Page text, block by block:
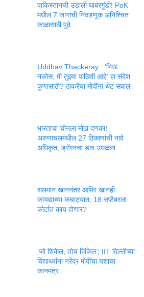
पाकिस्तानची उडाली घाबरगुंडी! PoK
मधील 7 जागांची निवडणूक अनिश्चित
काळासाठी पुढे
Uddhav Thackeray : ‘भिऊ
नकोस, मी तुझ्या पाठिशी आहे’ हा संदेश
कुणासाठी? ठाकरेंचा मोदींना थेट सवाल
भारताचा चीनला मोठा दणका!
अरुणाचलमधील 27 ठिकाणांची नावे
अधिकृत, ड्रॅगनचा डाव उधळला
सलमान खाननंतर आमिर खानही
कायद्याच्या कचाट्यात; 18 सप्टेंबरला
कोर्टात काय होणार?
‘जो शिकेल, तोच जिंकेल’; IIT दिल्लीच्या
विद्यार्थ्यांना नरेंद्र मोदींचा यशाचा
कानमंत्र